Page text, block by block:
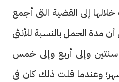
إلى القضية التى أجمع
أن مدة الحمل بالنسبة للأنثى
وإلى أربع وإلى خمس
وعندما قلت ذلك كان فى